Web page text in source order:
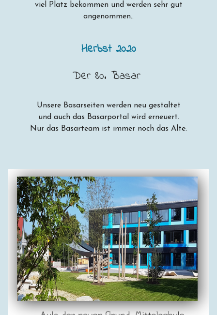
viel Platz bekommen und werden sehr gut
angenommen..
Herbst 2020
Der 80. Basar
Unsere Basarseiten werden neu gestaltet
und auch das Basarportal wird erneuert.
Nur das Basarteam ist immer noch das Alte.